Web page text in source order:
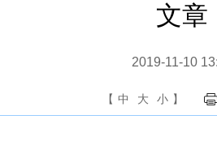
文章
2019-11-10
【 中 大 小 】